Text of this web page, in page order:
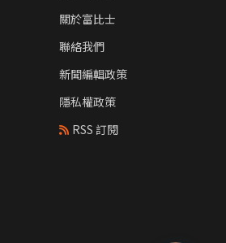
關於富比士
聯絡我們
新聞編輯政策
隱私權政策
RSS 訂閱